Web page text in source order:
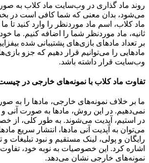
روند ماد گذاری در وب‌سایت ماد کلاب به
می‌شود، بدان معنی که شما کافی است در
ماد کلاب، اسم ماد موردنظر را وارد کنید تا
ثانیه، ماد موردنظر شما را اضافه کنیم. ما
بر تعداد مادهای بازی‌های پشتیبانی شده
مادهایی را می‌توانیم قرار دهیم که جزو
وب‌سایت قرار داشته باشد.
تفاوت ماد کلاب با نمونه‌های خارجی در
ما بر خلاف نمونه‌های خارجی، مادها را به
نمی‌دهیم. در این روش، مادها به صورت آنی و
در استیم، آپدیت می‌شوند. به طور کلی، از
می‌‌توان به آپدیت آنی مادها، انتشار سریع
رایگان و پولی، لینک مستقیم و نبود تبلیغات
اشاره کرد. این خصوصیات به نوبه خود،
نمونه‌های خارجی نشان می‌دهد.